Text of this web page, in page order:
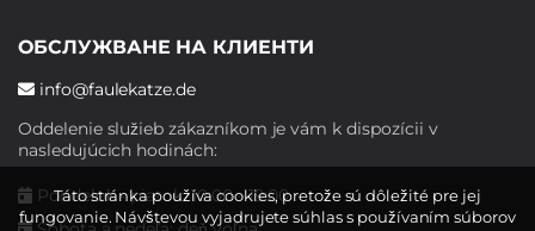
ОБСЛУЖВАНЕ НА КЛИЕНТИ
info@faulekatze.de
Oddelenie služieb zákazníkom je vám k dispozícii v
nasledujúcich hodinách:
Pondelok - piatok: 10:00 - 19:00
Táto stránka používa cookies, pretože sú dôležité pre jej
fungovanie. Návštevou vyjadrujete súhlas s používaním súborov